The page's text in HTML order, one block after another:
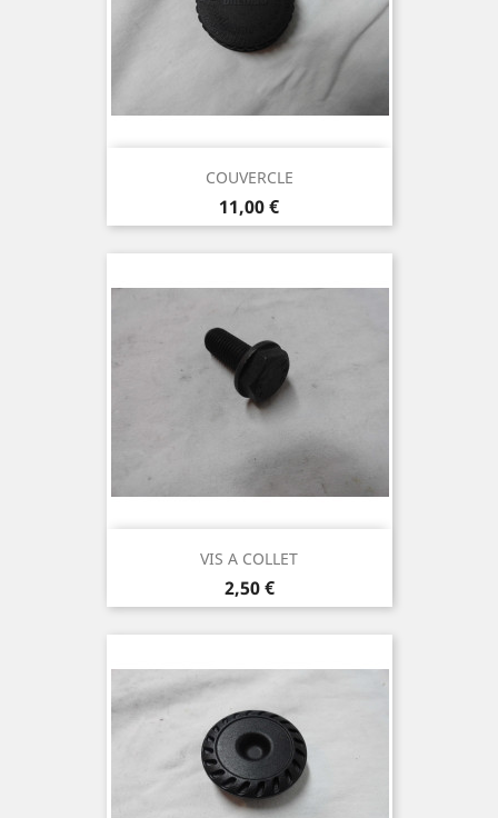
COUVERCLE
Prix
11,00 €
VIS A COLLET
Prix
2,50 €